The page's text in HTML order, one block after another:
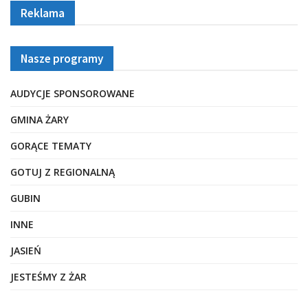
Reklama
Nasze programy
AUDYCJE SPONSOROWANE
GMINA ŻARY
GORĄCE TEMATY
GOTUJ Z REGIONALNĄ
GUBIN
INNE
JASIEŃ
JESTEŚMY Z ŻAR